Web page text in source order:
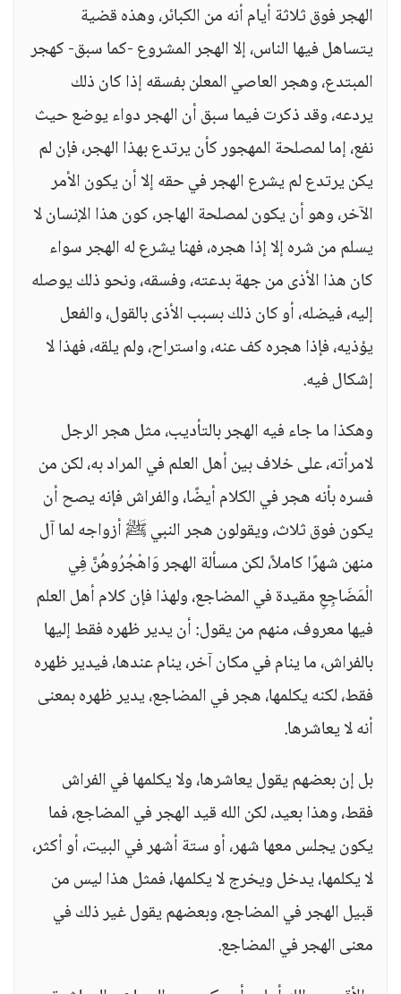
الهجر فوق ثلاثة أيام أنه من الكبائر، وهذه قضية
يتساهل فيها الناس، إلا الهجر المشروع -كما سبق- كهجر
المبتدع، وهجر العاصي المعلن بفسقه إذا كان ذلك
يردعه، وقد ذكرت فيما سبق أن الهجر دواء يوضع حيث
نفع، إما لمصلحة المهجور كأن يرتدع بهذا الهجر، فإن لم
يكن يرتدع لم يشرع الهجر في حقه إلا أن يكون الأمر
الآخر، وهو أن يكون لمصلحة الهاجر، كون هذا الإنسان لا
يسلم من شره إلا إذا هجره، فهنا يشرع له الهجر سواء
كان هذا الأذى من جهة بدعته، وفسقه، ونحو ذلك يوصله
إليه، فيضله، أو كان ذلك بسبب الأذى بالقول، والفعل
يؤذيه، فإذا هجره كف عنه، واستراح، ولم يلقه، فهذا لا
إشكال فيه.
وهكذا ما جاء فيه الهجر بالتأديب، مثل هجر الرجل
لامرأته، على خلاف بين أهل العلم في المراد به، لكن من
فسره بأنه هجر في الكلام أيضًا، والفراش فإنه يصح أن
يكون فوق ثلاث، ويقولون هجر النبي ﷺ أزواجه لما آل
منهن شهرًا كاملاً، لكن مسألة الهجر وَاهْجُرُوهُنَّ فِي
الْمَضَاجِعِ مقيدة في المضاجع، ولهذا فإن كلام أهل العلم
فيها معروف، منهم من يقول: أن يدير ظهره فقط إليها
بالفراش، ما ينام في مكان آخر، ينام عندها، فيدير ظهره
فقط، لكنه يكلمها، هجر في المضاجع، يدير ظهره بمعنى
أنه لا يعاشرها.
بل إن بعضهم يقول يعاشرها، ولا يكلمها في الفراش
فقط، وهذا بعيد، لكن الله قيد الهجر في المضاجع، فما
يكون يجلس معها شهر، أو ستة أشهر في البيت، أو أكثر،
لا يكلمها، يدخل ويخرج لا يكلمها، فمثل هذا ليس من
قبيل الهجر في المضاجع، وبعضهم يقول غير ذلك في
معنى الهجر في المضاجع.